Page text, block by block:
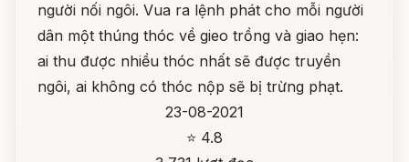
người nối ngôi. Vua ra lệnh phát cho mỗi người
dân một thúng thóc về gieo trồng và giao hẹn:
ai thu được nhiều thóc nhất sẽ được truyền
ngôi, ai không có thóc nộp sẽ bị trừng phạt.
23-08-2021
⭐ 4.8